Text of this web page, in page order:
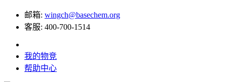
邮箱: wingch@basechem.org
客服: 400-700-1514
我的物竞
帮助中心